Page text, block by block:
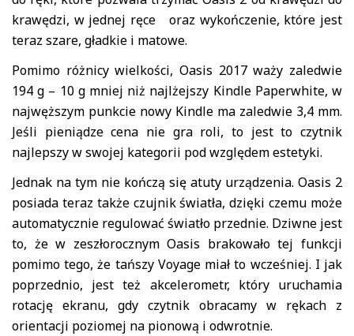
krawędzi, w jednej ręce oraz wykończenie, które jest
teraz szare, gładkie i matowe.
Pomimo różnicy wielkości, Oasis 2017 waży zaledwie
194 g – 10 g mniej niż najlżejszy Kindle Paperwhite, w
najwęższym punkcie nowy Kindle ma zaledwie 3,4 mm.
Jeśli pieniądze cena nie gra roli, to jest to czytnik
najlepszy w swojej kategorii pod względem estetyki.
Jednak na tym nie kończą się atuty urządzenia. Oasis 2
posiada teraz także czujnik światła, dzięki czemu może
automatycznie regulować światło przednie. Dziwne jest
to, że w zeszłorocznym Oasis brakowało tej funkcji
pomimo tego, że tańszy Voyage miał to wcześniej. I jak
poprzednio, jest też akcelerometr, który uruchamia
rotację ekranu, gdy czytnik obracamy w rękach z
orientacji poziomej na pionową i odwrotnie.